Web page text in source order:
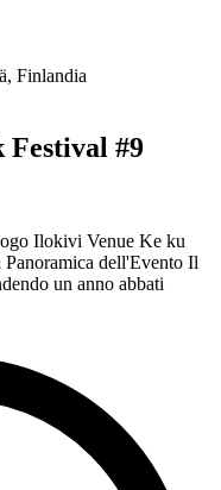
Finlandia
Festival #9
Ilokivi Venue Ke ku
dell'Evento Il
un anno abbati